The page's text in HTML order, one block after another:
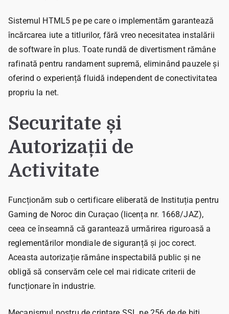
Sistemul HTML5 pe pe care o implementăm garantează
încărcarea iute a titlurilor, fără vreo necesitatea instalării
de software în plus. Toate rundă de divertisment rămâne
rafinată pentru randament supremă, eliminând pauzele și
oferind o experiență fluidă independent de conectivitatea
propriu la net.
Securitate și
Autorizații de
Activitate
Funcționăm sub o certificare eliberată de Instituția pentru
Gaming de Noroc din Curaçao (licența nr. 1668/JAZ),
ceea ce înseamnă că garantează urmărirea riguroasă a
reglementărilor mondiale de siguranță și joc corect.
Aceasta autorizație rămâne inspectabilă public și ne
obligă să conservăm cele cel mai ridicate criterii de
funcționare în industrie.